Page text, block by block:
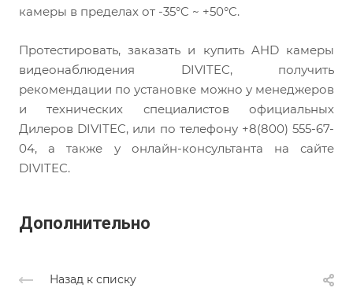
камеры в пределах от -35°C ~ +50°C.
Протестировать, заказать и купить AHD камеры
видеонаблюдения DIVITEC, получить
рекомендации по установке можно у менеджеров
и технических специалистов официальных
Дилеров DIVITEC, или по телефону +8(800) 555-67-
04, а также у онлайн-консультанта на сайте
DIVITEC.
Дополнительно
Назад к списку